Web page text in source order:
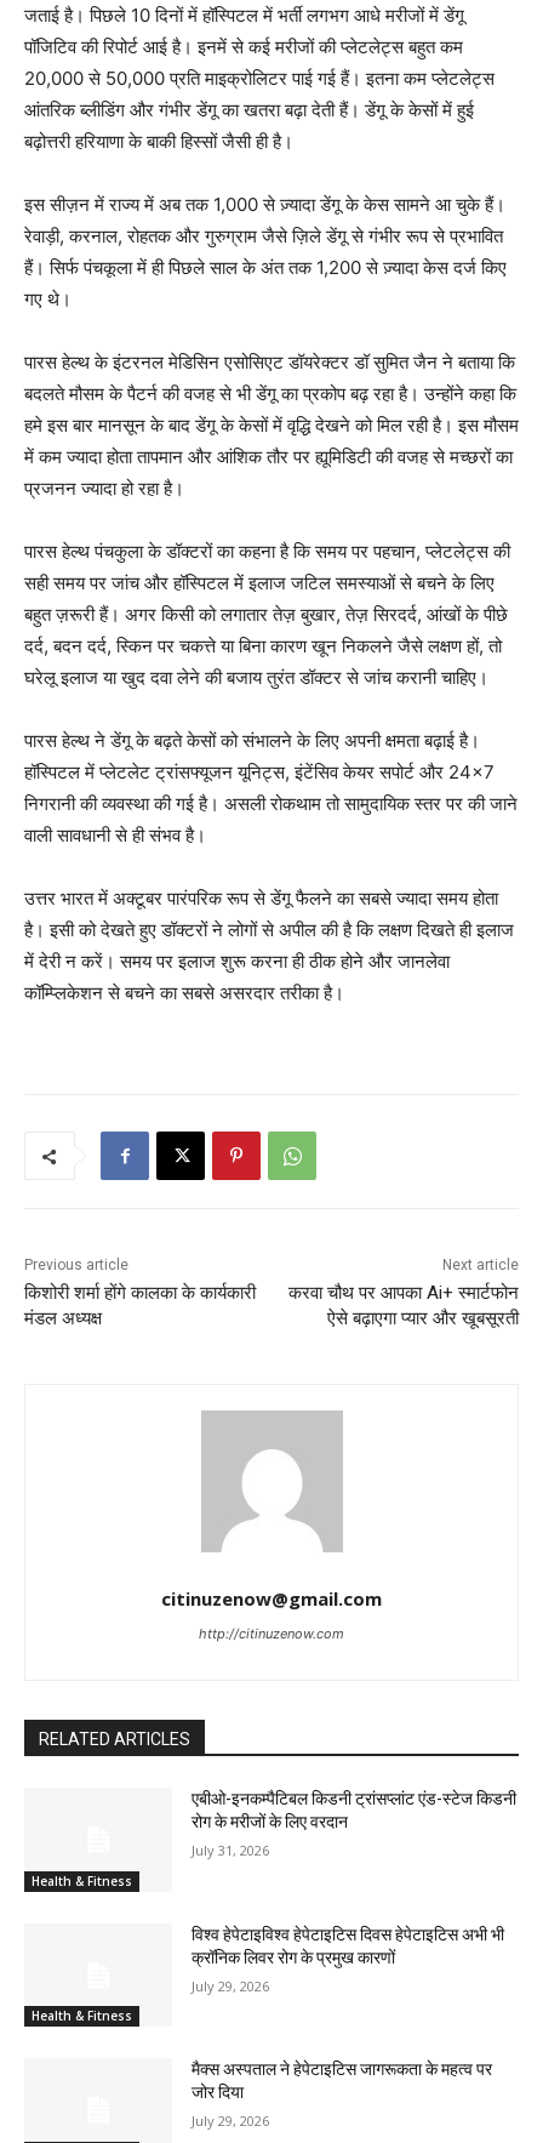
जताई है। पिछले 10 दिनों में हॉस्पिटल में भर्ती लगभग आधे मरीजों में डेंगू
पॉजिटिव की रिपोर्ट आई है। इनमें से कई मरीजों की प्लेटलेट्स बहुत कम
20,000 से 50,000 प्रति माइक्रोलिटर पाई गई हैं। इतना कम प्लेटलेट्स
आंतरिक ब्लीडिंग और गंभीर डेंगू का खतरा बढ़ा देती हैं। डेंगू के केसों में हुई
बढ़ोत्तरी हरियाणा के बाकी हिस्सों जैसी ही है।
इस सीज़न में राज्य में अब तक 1,000 से ज़्यादा डेंगू के केस सामने आ चुके हैं।
रेवाड़ी, करनाल, रोहतक और गुरुग्राम जैसे ज़िले डेंगू से गंभीर रूप से प्रभावित
हैं। सिर्फ पंचकूला में ही पिछले साल के अंत तक 1,200 से ज़्यादा केस दर्ज किए
गए थे।
पारस हेल्थ के इंटरनल मेडिसिन एसोसिएट डॉयरेक्टर डॉ सुमित जैन ने बताया कि
बदलते मौसम के पैटर्न की वजह से भी डेंगू का प्रकोप बढ़ रहा है। उन्होंने कहा कि
हमे इस बार मानसून के बाद डेंगू के केसों में वृद्धि देखने को मिल रही है। इस मौसम
में कम ज्यादा होता तापमान और आंशिक तौर पर ह्यूमिडिटी की वजह से मच्छरों का
प्रजनन ज्यादा हो रहा है।
पारस हेल्थ पंचकुला के डॉक्टरों का कहना है कि समय पर पहचान, प्लेटलेट्स की
सही समय पर जांच और हॉस्पिटल में इलाज जटिल समस्याओं से बचने के लिए
बहुत ज़रूरी हैं। अगर किसी को लगातार तेज़ बुखार, तेज़ सिरदर्द, आंखों के पीछे
दर्द, बदन दर्द, स्किन पर चकत्ते या बिना कारण खून निकलने जैसे लक्षण हों, तो
घरेलू इलाज या खुद दवा लेने की बजाय तुरंत डॉक्टर से जांच करानी चाहिए।
पारस हेल्थ ने डेंगू के बढ़ते केसों को संभालने के लिए अपनी क्षमता बढ़ाई है।
हॉस्पिटल में प्लेटलेट ट्रांसफ्यूजन यूनिट्स, इंटेंसिव केयर सपोर्ट और 24×7
निगरानी की व्यवस्था की गई है। असली रोकथाम तो सामुदायिक स्तर पर की जाने
वाली सावधानी से ही संभव है।
उत्तर भारत में अक्टूबर पारंपरिक रूप से डेंगू फैलने का सबसे ज्यादा समय होता
है। इसी को देखते हुए डॉक्टरों ने लोगों से अपील की है कि लक्षण दिखते ही इलाज
में देरी न करें। समय पर इलाज शुरू करना ही ठीक होने और जानलेवा
कॉम्प्लिकेशन से बचने का सबसे असरदार तरीका है।
Previous article
किशोरी शर्मा होंगे कालका के कार्यकारी
मंडल अध्यक्ष
Next article
करवा चौथ पर आपका Ai+ स्मार्टफोन
ऐसे बढ़ाएगा प्यार और खूबसूरती
citinuzenow@gmail.com
http://citinuzenow.com
RELATED ARTICLES
Health & Fitness
एबीओ-इनकम्पैटिबल किडनी ट्रांसप्लांट एंड-स्टेज किडनी
रोग के मरीजों के लिए वरदान
July 31, 2026
Health & Fitness
विश्व हेपेटाइविश्व हेपेटाइटिस दिवस हेपेटाइटिस अभी भी
क्रॉनिक लिवर रोग के प्रमुख कारणों
July 29, 2026
मैक्स अस्पताल ने हेपेटाइटिस जागरूकता के महत्व पर
जोर दिया
July 29, 2026